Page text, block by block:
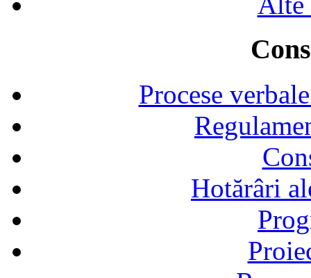
Procese
Hotărâri